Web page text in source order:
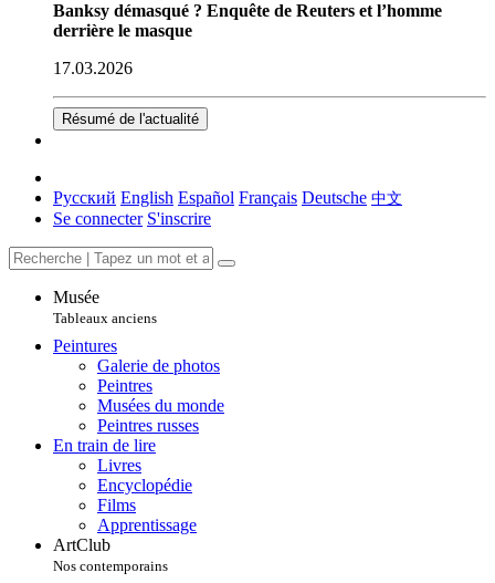
Banksy démasqué ? Enquête de Reuters et l’homme
derrière le masque
17.03.2026
Résumé de l'actualité
Русский English Español Français Deutsche 中文
Se connecter S'inscrire
Musée
Tableaux anciens
Peintures
Galerie de photos
Peintres
Musées du monde
Peintres russes
En train de lire
Livres
Encyclopédie
Films
Apprentissage
ArtClub
Nos contemporains